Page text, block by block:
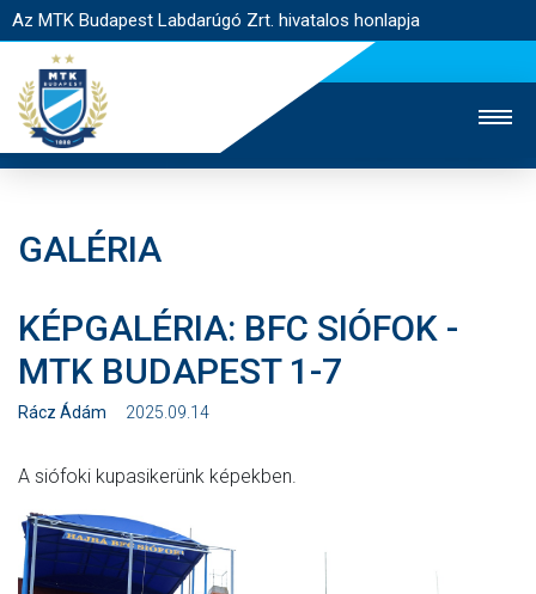
Az MTK Budapest Labdarúgó Zrt. hivatalos honlapja
JEGYÉRTÉKESÍTÉS
WEBSHOP
STADION
EGYESÜLET
KAPCSOLAT
HÍREK
MÉRKŐZÉSEK
GALÉRIA
KÉPGALÉRIA: BFC SIÓFOK -
MTK BUDAPEST 1-7
Rácz Ádám 2025.09.14
A siófoki kupasikerünk képekben.